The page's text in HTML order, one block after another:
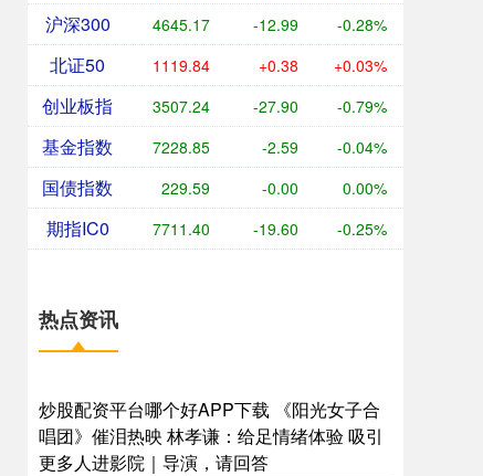
沪深300 4645.20 -12.96 -0.28%
北证50 1119.82 +0.35 +0.03%
创业板指 3507.55 -27.60 -0.78%
基金指数 7228.75 -2.69 -0.04%
国债指数 229.59 -0.00 0.00%
期指IC0 7713.00 -18.00 -0.23%
热点资讯
炒股配资平台哪个好APP下载 《阳光女子合
唱团》催泪热映 林孝谦：给足情绪体验 吸引
更多人进影院｜导演，请回答